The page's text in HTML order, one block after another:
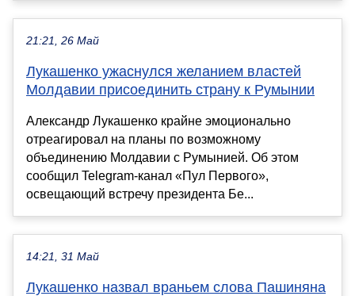
21:21, 26 Май
Лукашенко ужаснулся желанием властей
Молдавии присоединить страну к Румынии
Александр Лукашенко крайне эмоционально
отреагировал на планы по возможному
объединению Молдавии с Румынией. Об этом
сообщил Telegram-канал «Пул Первого»,
освещающий встречу президента Бе...
14:21, 31 Май
Лукашенко назвал враньем слова Пашиняна